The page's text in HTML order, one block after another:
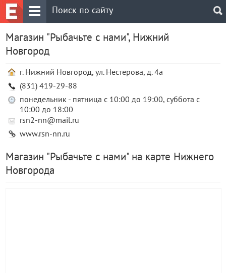
Магазин "Рыбачьте с нами", Нижний
Новгород
г. Нижний Новгород, ул. Нестерова, д. 4а
(831) 419-29-88
понедельник - пятница с 10:00 до 19:00, суббота с
10:00 до 18:00
rsn2-nn@mail.ru
www.rsn-nn.ru
Магазин "Рыбачьте с нами" на карте Нижнего
Новгорода